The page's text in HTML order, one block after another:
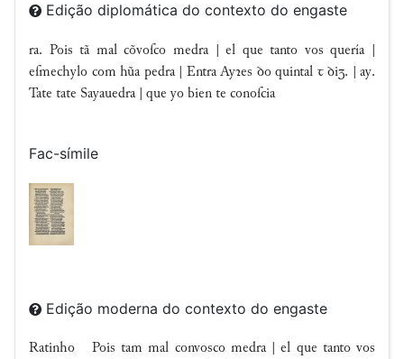
Edição diplomática do contexto do engaste
ra. Pois tã mal cõvoſco medra | el que tanto vos quería |
eſmechylo com hũa pedra | Entra Ayꝛes ꝺo quintal ꞇ ꝺiʒ. | ay.
Tate tate Sayauedra | que yo bien te conoſcia
Fac-símile
Edição moderna do contexto do engaste
Ratinho Pois tam mal convosco medra | el que tanto vos